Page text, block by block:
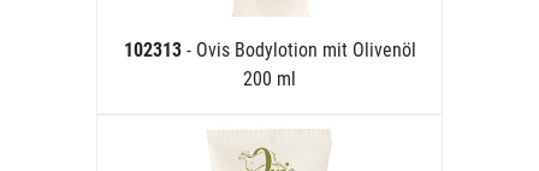
102313 - Ovis Bodylotion mit Olivenöl
200 ml